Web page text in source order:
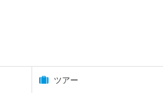
ツアー